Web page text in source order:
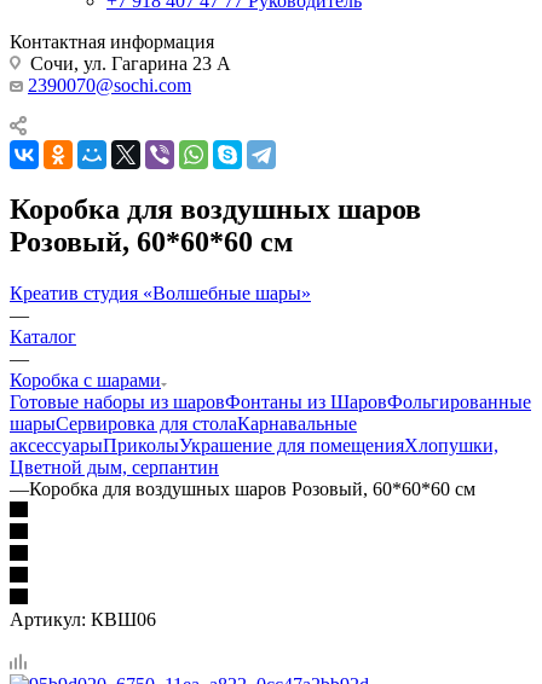
Контактная информация
Сочи, ул. Гагарина 23 А
2390070@sochi.com
Коробка для воздушных шаров
Розовый, 60*60*60 см
Креатив студия «Волшебные шары»
—
Каталог
—
Коробка с шарами
Готовые наборы из шаровФонтаны из ШаровФольгированные
шарыСервировка для столаКарнавальные
аксессуарыПриколыУкрашение для помещенияХлопушки,
Цветной дым, серпантин
—Коробка для воздушных шаров Розовый, 60*60*60 см
Артикул: КВШ06